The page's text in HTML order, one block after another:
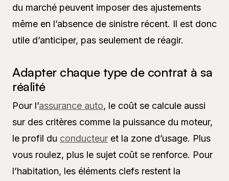
du marché peuvent imposer des ajustements
même en l’absence de sinistre récent. Il est donc
utile d’anticiper, pas seulement de réagir.
Adapter chaque type de contrat à sa
réalité
Pour l’assurance auto, le coût se calcule aussi
sur des critères comme la puissance du moteur,
le profil du conducteur et la zone d’usage. Plus
vous roulez, plus le sujet coût se renforce. Pour
l’habitation, les éléments clefs restent la